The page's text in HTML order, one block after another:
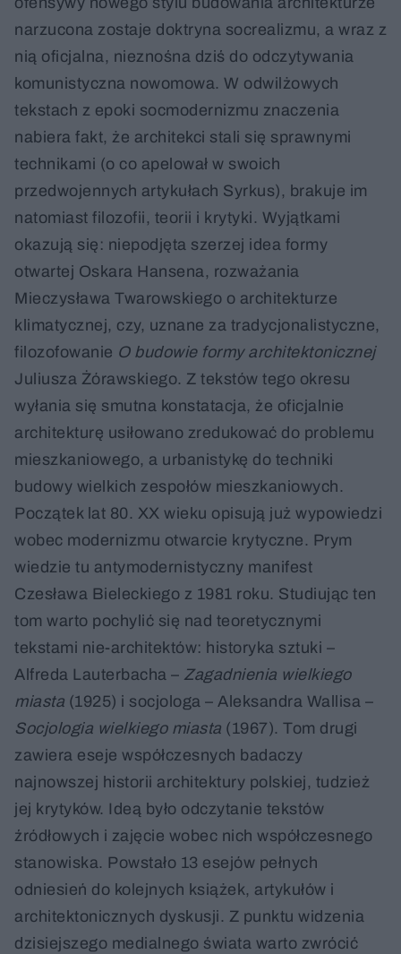
narzucona zostaje doktryna socrealizmu, a wraz z
nią oficjalna, nieznośna dziś do odczytywania
komunistyczna nowomowa. W odwilżowych
tekstach z epoki socmodernizmu znaczenia
nabiera fakt, że architekci stali się sprawnymi
technikami (o co apelował w swoich
przedwojennych artykułach Syrkus), brakuje im
natomiast filozofii, teorii i krytyki. Wyjątkami
okazują się: niepodjęta szerzej idea formy
otwartej Oskara Hansena, rozważania
Mieczysława Twarowskiego o architekturze
klimatycznej, czy, uznane za tradycjonalistyczne,
filozofowanie O budowie formy architektonicznej
Juliusza Żórawskiego. Z tekstów tego okresu
wyłania się smutna konstatacja, że oficjalnie
architekturę usiłowano zredukować do problemu
mieszkaniowego, a urbanistykę do techniki
budowy wielkich zespołów mieszkaniowych.
Początek lat 80. XX wieku opisują już wypowiedzi
wobec modernizmu otwarcie krytyczne. Prym
wiedzie tu antymodernistyczny manifest
Czesława Bieleckiego z 1981 roku. Studiując ten
tom warto pochylić się nad teoretycznymi
tekstami nie-architektów: historyka sztuki –
Alfreda Lauterbacha – Zagadnienia wielkiego
miasta (1925) i socjologa – Aleksandra Wallisa –
Socjologia wielkiego miasta (1967). Tom drugi
zawiera eseje współczesnych badaczy
najnowszej historii architektury polskiej, tudzież
jej krytyków. Ideą było odczytanie tekstów
źródłowych i zajęcie wobec nich współczesnego
stanowiska. Powstało 13 esejów pełnych
odniesień do kolejnych książek, artykułów i
architektonicznych dyskusji. Z punktu widzenia
dzisiejszego medialnego świata warto zwrócić